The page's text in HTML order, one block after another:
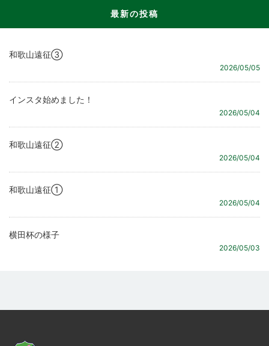
最新の投稿
和歌山遠征③
2026/05/05
インスタ始めました！
2026/05/04
和歌山遠征②
2026/05/04
和歌山遠征①
2026/05/04
横田杯の様子
2026/05/03